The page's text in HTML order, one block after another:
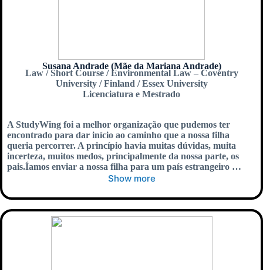
Susana Andrade (Mãe da Mariana Andrade)
Law / Short Course / Environmental Law – Coventry
University / Finland / Essex University
Licenciatura e Mestrado
A StudyWing foi a melhor organização que pudemos ter
encontrado para dar início ao caminho que a nossa filha
queria percorrer. A princípio havia muitas dúvidas, muita
incerteza, muitos medos, principalmente da nossa parte, os
pais.Íamos enviar a nossa filha para um país estrangeiro …
Show more